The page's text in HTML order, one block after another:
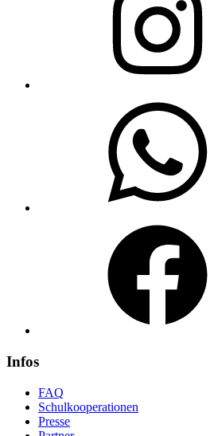
Infos
FAQ
Schulkooperationen
Presse